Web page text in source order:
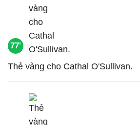
77'
Thẻ vàng cho Cathal O'Sullivan.